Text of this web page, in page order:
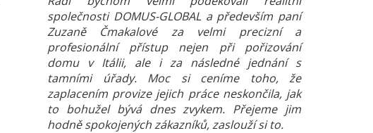
společnosti DOMUS-GLOBAL a především paní
Zuzaně Čmakalové za velmi precizní a
profesionální přístup nejen při pořizování
domu v Itálii, ale i za následné jednání s
tamními úřady. Moc si ceníme toho, že
zaplacením provize jejich práce neskončila, jak
to bohužel bývá dnes zvykem. Přejeme jim
hodně spokojených zákazníků, zaslouží si to.